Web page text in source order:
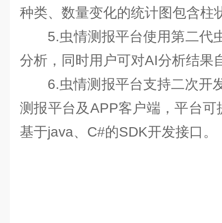
种类、数量变化的统计图包含柱
5.虫情测报平台使用第二代
分析，同时用户可对AI分析结果
6.虫情测报平台支持二次开
测报平台及APP客户端，平台
基于java、C#的SDK开发接口。